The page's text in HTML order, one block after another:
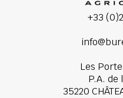
+33
Les
P.A. de
35220